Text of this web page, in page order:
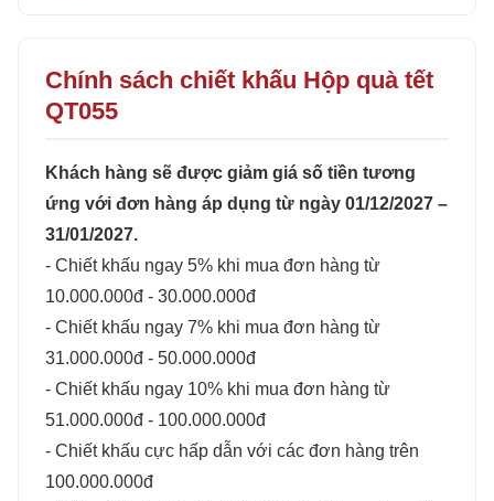
Chính sách chiết khấu Hộp quà tết
QT055
Khách hàng sẽ được giảm giá số tiền tương
ứng với đơn hàng áp dụng từ ngày 01/12/2027 –
31/01/2027.
- Chiết khấu ngay 5% khi mua đơn hàng từ
10.000.000đ - 30.000.000đ
- Chiết khấu ngay 7% khi mua đơn hàng từ
31.000.000đ - 50.000.000đ
- Chiết khấu ngay 10% khi mua đơn hàng từ
51.000.000đ - 100.000.000đ
- Chiết khấu cực hấp dẫn với các đơn hàng trên
100.000.000đ